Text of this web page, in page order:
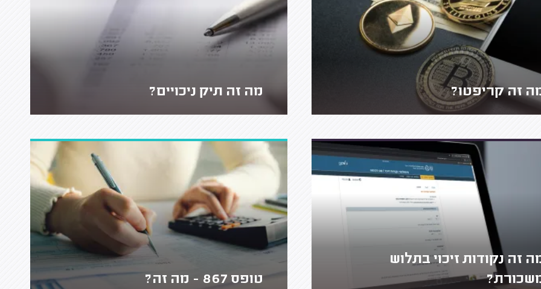
זה קריפטו? מה זה תיק ניכויים?
זה נקודות זיכוי בתלוש
טופס 867 - מה זה?